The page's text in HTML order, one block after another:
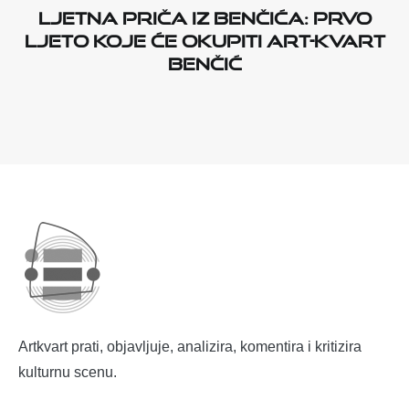
Ljetna priča iz Benčića: prvo
ljeto koje će okupiti Art-kvart
Benčić
Artkvart prati, objavljuje, analizira, komentira i kritizira
kulturnu scenu.